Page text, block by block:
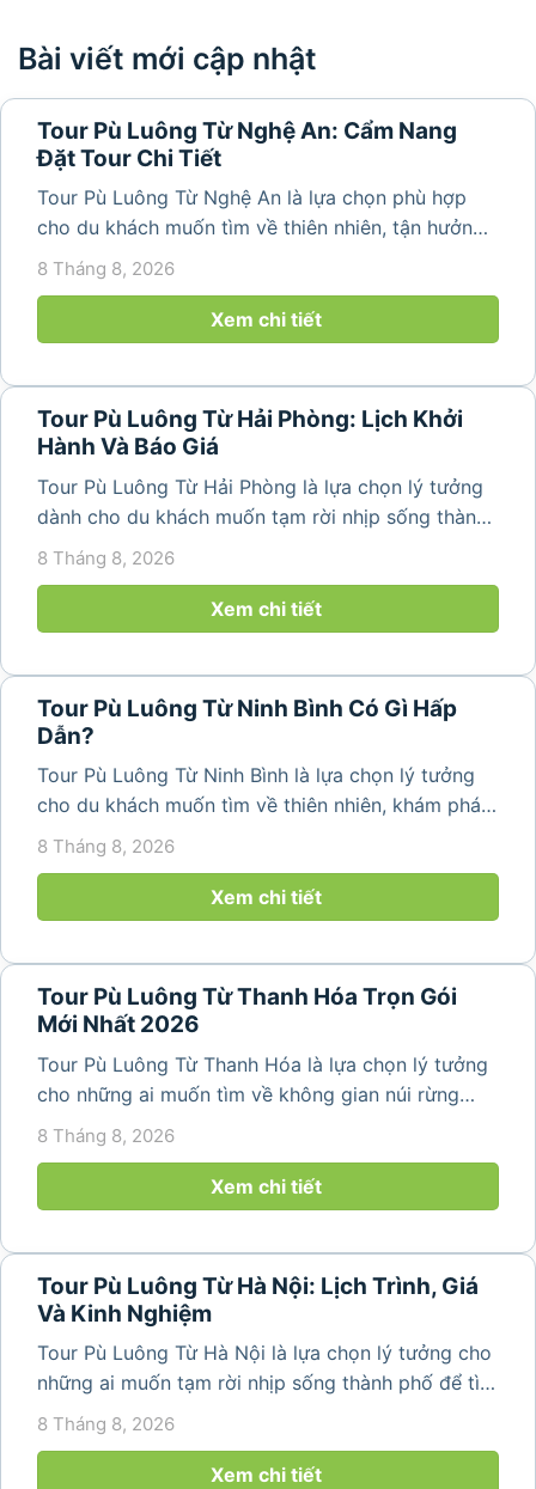
Bài viết mới cập nhật
Tour Pù Luông Từ Nghệ An: Cẩm Nang
Đặt Tour Chi Tiết
Tour Pù Luông Từ Nghệ An là lựa chọn phù hợp
cho du khách muốn tìm về thiên nhiên, tận hưởng
không khí trong lành và khám phá vẻ đẹp bình yên
8 Tháng 8, 2026
Xem chi tiết
Tour Pù Luông Từ Hải Phòng: Lịch Khởi
Hành Và Báo Giá
Tour Pù Luông Từ Hải Phòng là lựa chọn lý tưởng
dành cho du khách muốn tạm rời nhịp sống thành
phố để tìm về không gian núi rừng trong lành,
những bản làng bình yên và cảnh quan ruộng bậc
thang đặc trưng. Từ...
8 Tháng 8, 2026
Xem chi tiết
Tour Pù Luông Từ Ninh Bình Có Gì Hấp
Dẫn?
Tour Pù Luông Từ Ninh Bình là lựa chọn lý tưởng
cho du khách muốn tìm về thiên nhiên, khám phá
bản làng và tận hưởng không gian nghỉ dưỡng yên
8 Tháng 8, 2026
Xem chi tiết
Tour Pù Luông Từ Thanh Hóa Trọn Gói
Mới Nhất 2026
Tour Pù Luông Từ Thanh Hóa là lựa chọn lý tưởng
cho những ai muốn tìm về không gian núi rừng
trong lành, ruộng bậc thang xanh mướt và những
bản làng bình yên ngay trong một hành trình ngắn
ngày. Không cần di chuyển...
8 Tháng 8, 2026
Xem chi tiết
Tour Pù Luông Từ Hà Nội: Lịch Trình, Giá
Và Kinh Nghiệm
Tour Pù Luông Từ Hà Nội là lựa chọn lý tưởng cho
những ai muốn tạm rời nhịp sống thành phố để tìm
về không gian núi rừng xanh mát, những bản làng
8 Tháng 8, 2026
Xem chi tiết